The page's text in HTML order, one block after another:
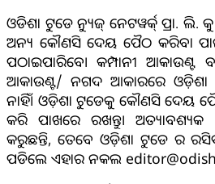
ଓଡିଶା ଟୁଡେ ନ୍ୟୁଜ୍ ନେଟୱର୍କ୍ ପ୍ରା. ଲି. କୁ
ଅନ୍ୟ କୌଣସି ଦେୟ ପୈଠ କରିବା
ପଠାଇପାରିବେ। କମ୍ପାନୀ
ଆକାଉଣ୍ଟ/ ନଗଦ ଆକାରରେ
ନାହିଁ। ଓଡ଼ିଶା ଟୁଡେକୁ କୌଣସି ଦେୟ
କରି ପାଖରେ ରଖନ୍ତୁ।
କରୁଛନ୍ତି, ତେବେ ଓଡ଼ିଶା ଟୁଡେ ର
ପଡିଲେ ଏହାର ନକଲ